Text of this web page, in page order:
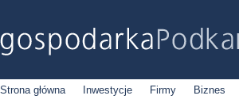
Strona główna Inwestycje Firmy Biznes